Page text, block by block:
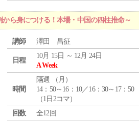
ら身につける！本場・中国の四柱推命～
講師 澤田 昌征
日程
10月 15日 ～ 12月 24日
A Week
時間
隔週 （ 月 ）
14：50～16：10／16：30～17：50
（1日2コマ）
回数
全12回